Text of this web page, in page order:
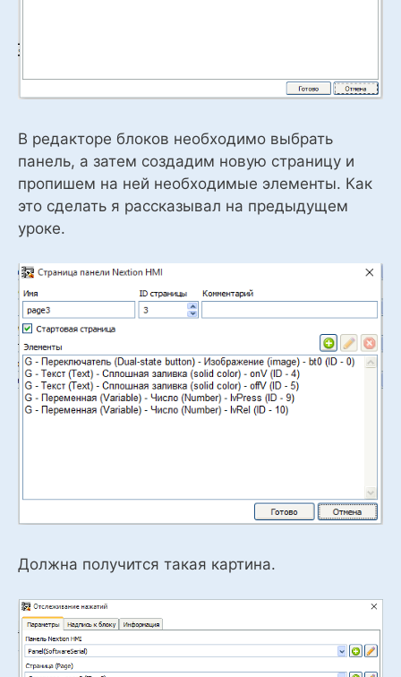
В редакторе блоков необходимо выбрать
панель, а затем создадим новую страницу и
пропишем на ней необходимые элементы. Как
это сделать я рассказывал на предыдущем
уроке.
Должна получится такая картина.